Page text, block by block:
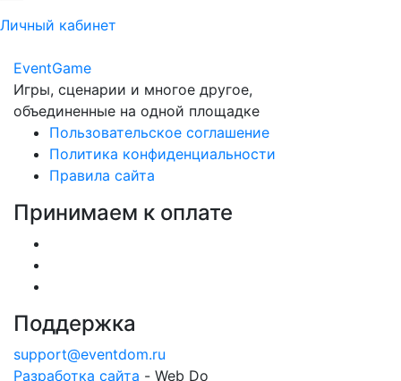
Личный кабинет
EventGame
Игры, сценарии и многое другое,
объединенные на одной площадке
Пользовательское соглашение
Политика конфиденциальности
Правила сайта
Принимаем к оплате
Поддержка
support@eventdom.ru
Разработка сайта - Web Do